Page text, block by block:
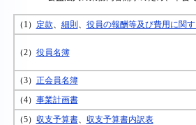
（1） 定款、 細則 、 役員の報酬等及び費用に関
（2） 役員名簿
（3） 正会員名簿
（4） 事業計画書
（5） 収支予算書、 収支予算書内訳表